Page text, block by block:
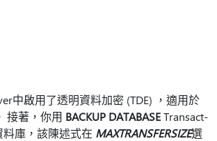
中啟用了透明資料加密 (TDE) ，適用於
接著，你用 BACKUP DATABASETransact-
料庫，該陳述式在 MAXTRANSFERSIZE選